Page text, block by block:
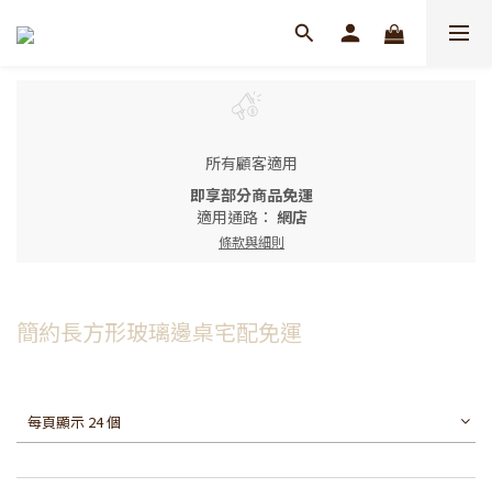
所有顧客適用
即享部分商品免運
適用通路： 網店
條款與細則
簡約長方形玻璃邊桌宅配免運
每頁顯示 24 個